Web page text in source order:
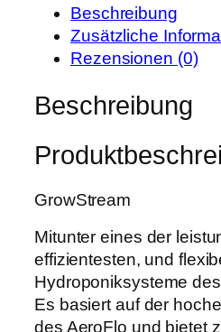
s
w
a
:
0
0
0
€
6
3
9
9
9
€
e
m
0
2
M
e
n
Beschreibung
Zusätzliche
Rezensionen (0)
Beschreibung
GrowStream
Mitunter eines der
effizientesten, und
Hydroponiksysteme
Es basiert auf der
des AeroFlo und bietet